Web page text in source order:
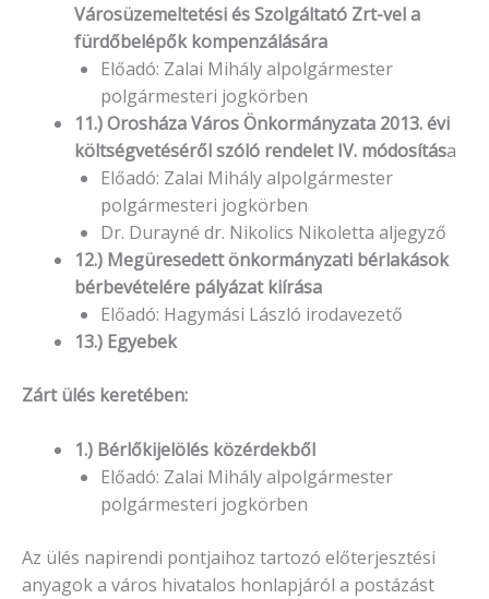
Városüzemeltetési és Szolgáltató Zrt-vel a
fürdőbelépők kompenzálására
Előadó: Zalai Mihály alpolgármester
polgármesteri jogkörben
11.) Orosháza Város Önkormányzata 2013. évi
költségvetéséről szóló rendelet IV. módosítása
Előadó: Zalai Mihály alpolgármester
polgármesteri jogkörben
Dr. Durayné dr. Nikolics Nikoletta aljegyző
12.) Megüresedett önkormányzati bérlakások
bérbevételére pályázat kiírása
Előadó: Hagymási László irodavezető
13.) Egyebek
Zárt ülés keretében:
1.) Bérlőkijelölés közérdekből
Előadó: Zalai Mihály alpolgármester
polgármesteri jogkörben
Az ülés napirendi pontjaihoz tartozó előterjesztési
anyagok a város hivatalos honlapjáról a postázást